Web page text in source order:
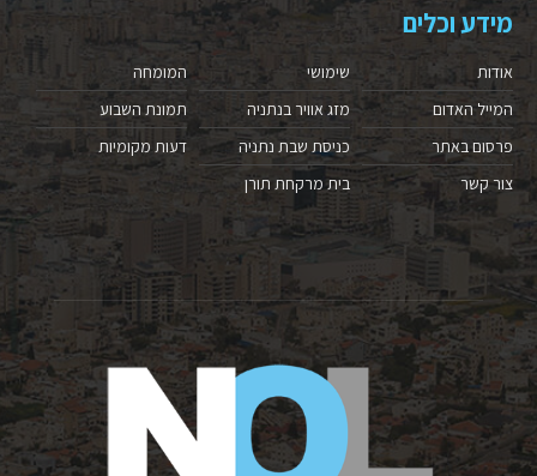
מידע וכלים
אודות
המייל האדום
פרסום באתר
צור קשר
שימושי
מזג אוויר בנתניה
כניסת שבת נתניה
בית מרקחת תורן
המומחה
תמונת השבוע
דעות מקומיות